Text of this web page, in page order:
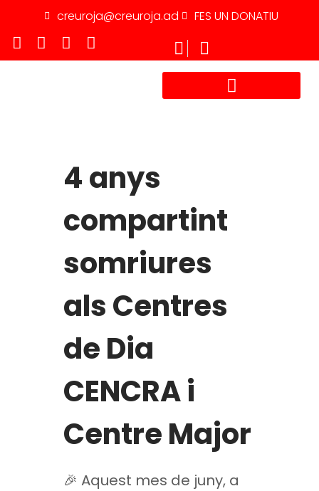
creuroja@creuroja.ad FES UN DONATIU
4 anys
compartint
somriures
als Centres
de Dia
CENCRA i
Centre Major
🎉 Aquest mes de juny, a